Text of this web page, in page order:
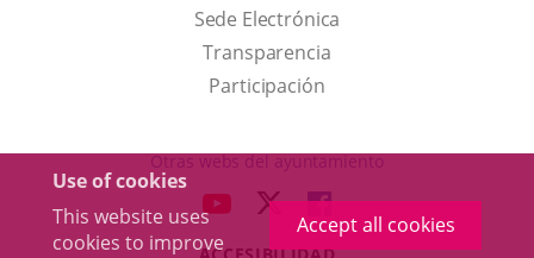
Use of cookies
This website uses
cookies to improve
Accept all cookies
link
will
open
a
up
window.
Sede Electrónica
Transparencia
Participación
Otras webs del ayuntamiento
LINK LINK
TO
LINK
TO